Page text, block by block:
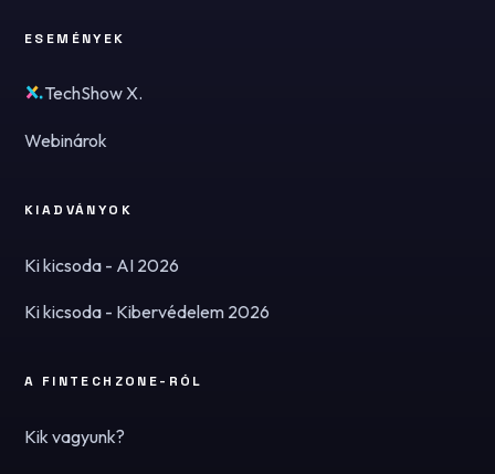
ESEMÉNYEK
TechShow X.
Webinárok
KIADVÁNYOK
Ki kicsoda - AI 2026
Ki kicsoda - Kibervédelem 2026
A FINTECHZONE-RÓL
Kik vagyunk?